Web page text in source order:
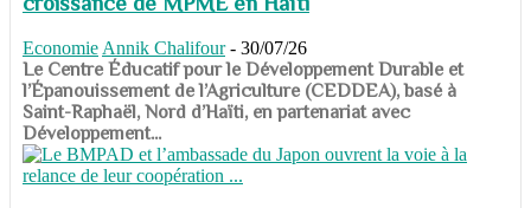
Economie Annik Chalifour - 30/07/26
​​​​​​​Le Centre Éducatif pour le Développement Durable et
l’Épanouissement de l’Agriculture (CEDDEA), basé à
Saint-Raphaël, Nord d’Haïti, en partenariat avec
Développement...